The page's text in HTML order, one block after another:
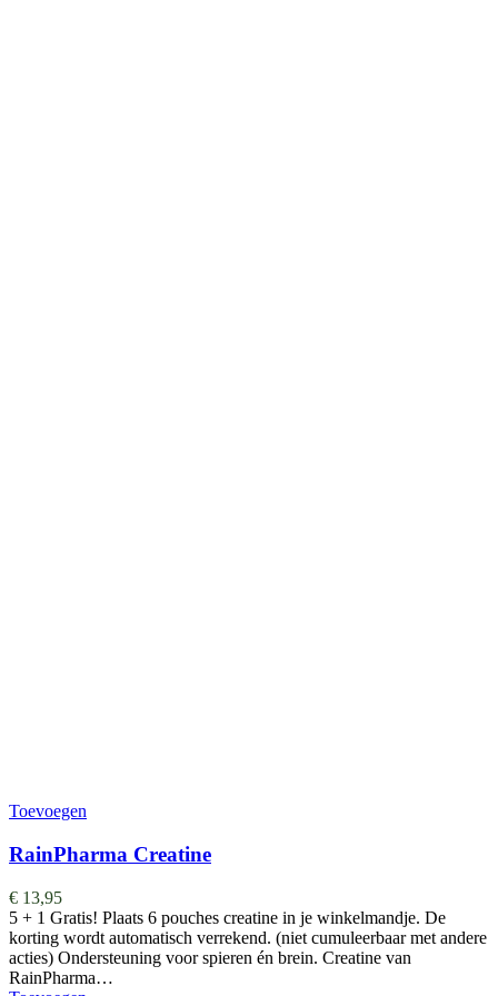
Toevoegen
RainPharma Creatine
€ 13,95
5 + 1 Gratis! Plaats 6 pouches creatine in je winkelmandje. De
korting wordt automatisch verrekend. (niet cumuleerbaar met andere
acties) Ondersteuning voor spieren én brein. Creatine van
RainPharma…